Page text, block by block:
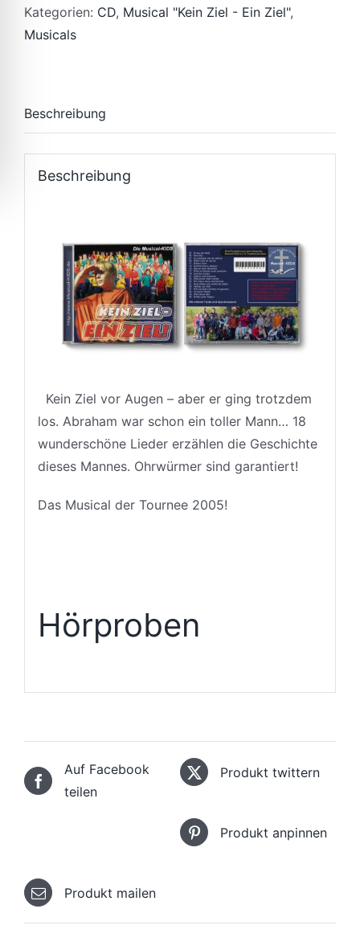
CD
quantity
Kategorien: CD, Musical "Kein Ziel - Ein Ziel",
Musicals
Beschreibung
Beschreibung
Kein Ziel vor Augen – aber er ging trotzdem
los. Abraham war schon ein toller Mann… 18
wunderschöne Lieder erzählen die Geschichte
dieses Mannes. Ohrwürmer sind garantiert!
Das Musical der Tournee 2005!
Hörproben
Auf Facebook
teilen
Produkt twittern
Produkt anpinnen
Produkt mailen